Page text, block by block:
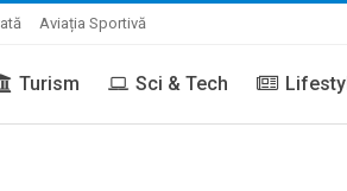
Aviația Sportivă
Turism Sci & Tech